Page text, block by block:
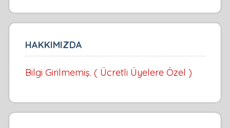
HAKKIMIZDA
Bilgi Girilmemiş. ( Ücretli Üyelere Özel )